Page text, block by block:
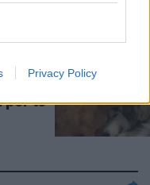
Privacy Policy
per le